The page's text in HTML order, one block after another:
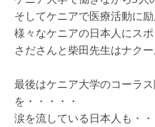
そしてケニアで医療活動に
様々なケニアの日本人にス
さださんと柴田先生はナク
最後はケニア大学のコーラ
を・・・・・
涙を流している日本人も・・